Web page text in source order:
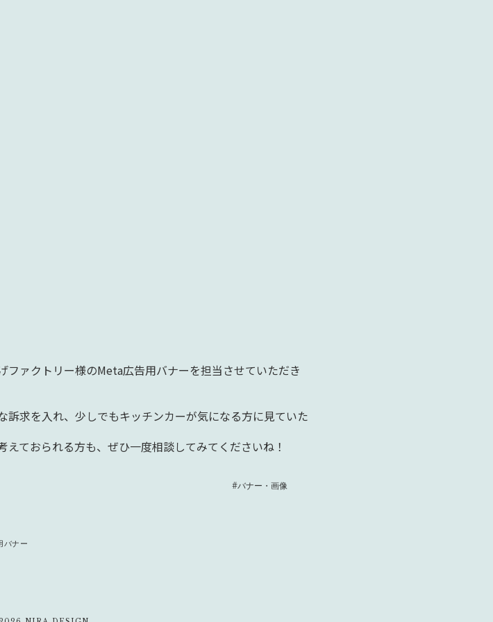
ァクトリー様のMeta広告用バナーを担当させていただき
求を入れ、少しでもキッチンカーが気になる方に見ていた
ておられる方も、ぜひ一度相談してみてくださいね！
#バナー・画像
バナー